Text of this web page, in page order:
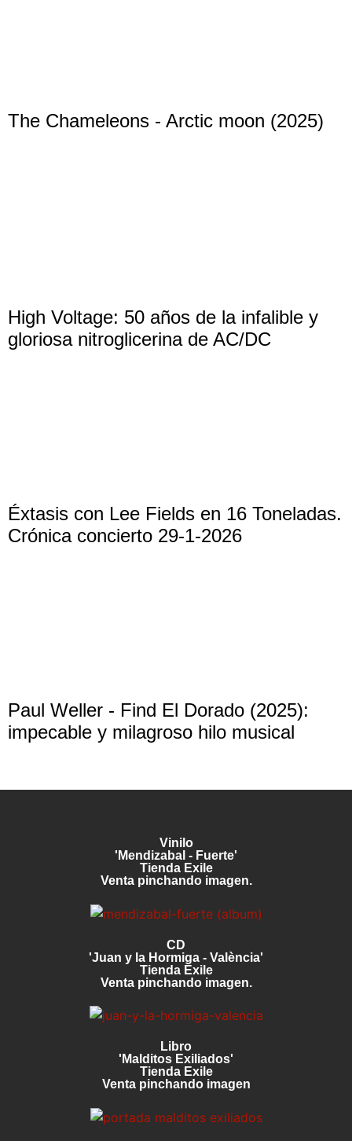
The Chameleons - Arctic moon (2025)
High Voltage: 50 años de la infalible y
gloriosa nitroglicerina de AC/DC
Éxtasis con Lee Fields en 16 Toneladas.
Crónica concierto 29-1-2026
Paul Weller - Find El Dorado (2025):
impecable y milagroso hilo musical
Vinilo
'Mendizabal - Fuerte'
Tienda Exile
Venta pinchando imagen.
CD
'Juan y la Hormiga - València'
Tienda Exile
Venta pinchando imagen.
Libro
'Malditos Exiliados'
Tienda Exile
Venta pinchando imagen